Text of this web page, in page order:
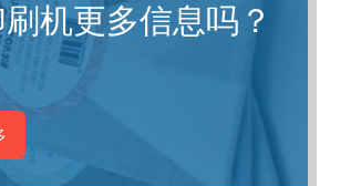
机更多信息吗？